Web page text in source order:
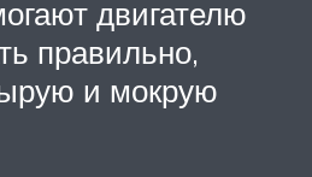
двигателю
правильно,
и мокрую